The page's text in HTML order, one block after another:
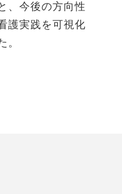
、今後の方向性
護実践を可視化
。